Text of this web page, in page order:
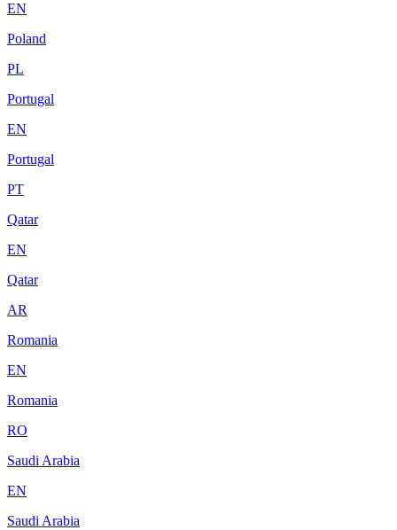
EN
Poland
PL
Portugal
EN
Portugal
PT
Qatar
EN
Qatar
AR
Romania
EN
Romania
RO
Saudi Arabia
EN
Saudi Arabia